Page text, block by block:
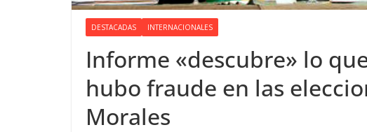
DESTACADAS INTERNACIONALES
Informe «descubre» lo
hubo fraude en las
Morales